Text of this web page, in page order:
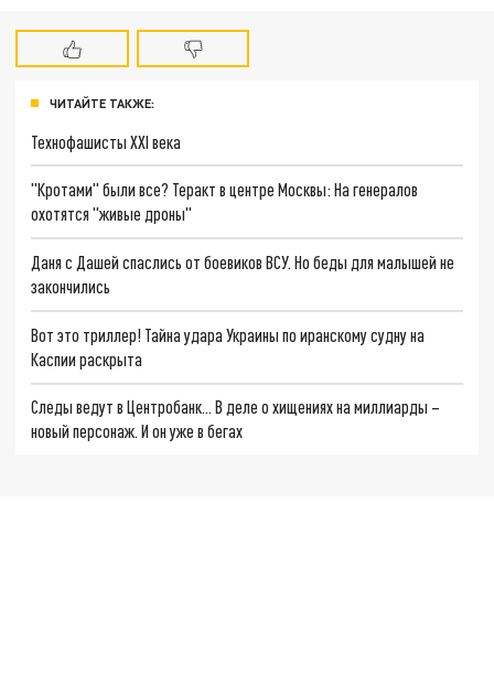
ЧИТАЙТЕ ТАКЖЕ:
Технофашисты XXI века
"Кротами" были все? Теракт в центре Москвы: На генералов
охотятся "живые дроны"
Даня с Дашей спаслись от боевиков ВСУ. Но беды для малышей не
закончились
Вот это триллер! Тайна удара Украины по иранскому судну на
Каспии раскрыта
Следы ведут в Центробанк… В деле о хищениях на миллиарды –
новый персонаж. И он уже в бегах